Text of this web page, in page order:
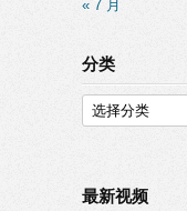
« 7 月
分类
分
类
最新视频